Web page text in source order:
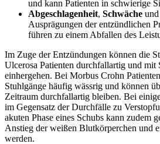
und kann Patienten in schwierige
Abgeschlagenheit, Schwäche und
Ausprägungen der entzündlichen
führen zu einem Abfallen des
Im Zuge der Entzündungen können die
Ulcerosa Patienten durchfallartig und
einhergehen. Bei Morbus Crohn
Stuhlgänge häufig wässrig und können
Zeitraum durchfallartig bleiben. Bei
im Gegensatz der Durchfälle zu
akuten Phase eines Schubs kann zudem
Anstieg der weißen Blutkörperchen und
werden.